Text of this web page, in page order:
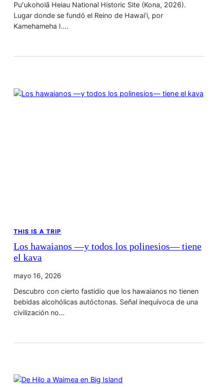
Puʻukoholā Heiau National Historic Site (Kona, 2026).
Lugar donde se fundó el Reino de Hawai’i, por
Kamehameha I.…
THIS IS A TRIP
Los hawaianos —y todos los polinesios— tiene
el kava
mayo 16, 2026
Descubro con cierto fastidio que los hawaianos no tienen
bebidas alcohólicas autóctonas. Señal inequívoca de una
civilización no…